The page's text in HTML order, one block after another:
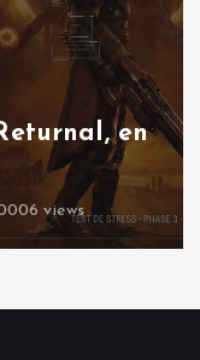
en
views